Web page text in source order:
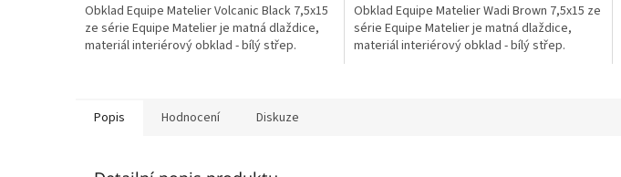
Obklad Equipe Matelier Volcanic Black 7,5x15
ze série Equipe Matelier je matná dlaždice,
materiál interiérový obklad - bílý střep.
Obklad Equipe Matelier Wadi Brown 7,5x15 ze
série Equipe Matelier je matná dlaždice,
materiál interiérový obklad - bílý střep.
Popis Hodnocení Diskuze